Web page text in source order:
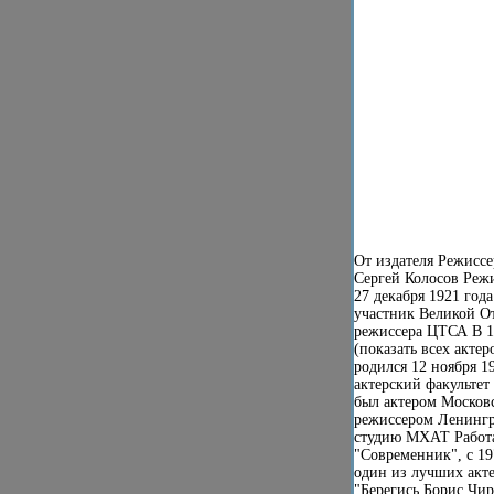
От издателя
Сергей Колосов
27 декабря 1921
участник Великой
режиссера ЦТСА В
(показать всех
родился 12 ноября
актерский
был актером
режиссером
студию МХАТ
"Современник", с
один из лучших
"Берегись Борис